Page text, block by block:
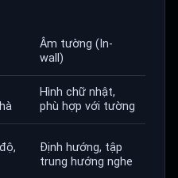
Âm tường (In-
wall)
Hình chữ nhật,
phù hợp với tường
Định hướng, tập
trung hướng nghe